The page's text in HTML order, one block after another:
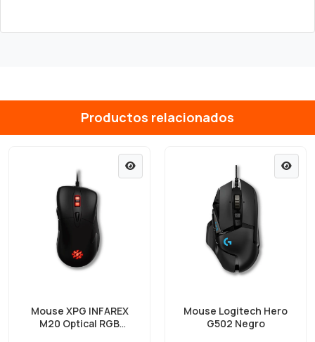
Productos relacionados
Mouse XPG INFAREX
M20 Optical RGB
Mouse Logitech Hero
G502 Negro